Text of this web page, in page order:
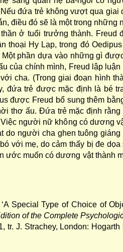
đứa trẻ không vượt qua giai
điều đó sẽ là một trong những
ở tuổi trưởng thành. Freud
thoại Hy Lạp, trong đó
Một phần dựa vào những gì
của chính mình, Freud lập
cha. (Trong giai đoạn hình
đứa trẻ được mặc định là bé
được Freud bổ sung thêm
thơ ấu. Đứa trẻ mặc định
người nữ không có dương
do người cha ghen tuông giáng
với mẹ, do cảm thấy bị đe
ước muốn có dương vật thành
Special Type of Choice of
of the Complete
tr. J. Strachey, London: